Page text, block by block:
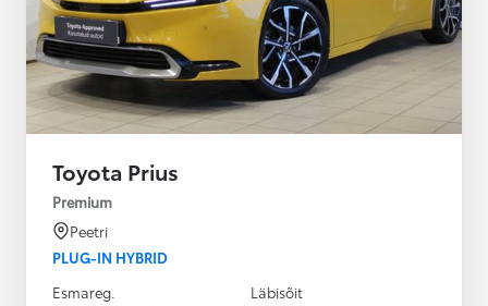
Toyota Prius
Premium
Peetri
PLUG-IN HYBRID
Esmareg.
Läbisõit